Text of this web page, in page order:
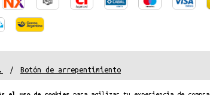
/ Botón de arrepentimiento